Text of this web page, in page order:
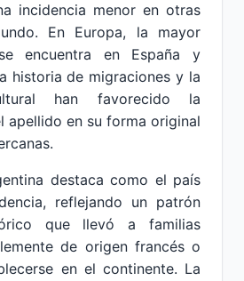
incidencia menor en otras
En Europa, la mayor
encuentra en España y
historia de migraciones y la
han favorecido la
apellido en su forma original
destaca como el país
reflejando un patrón
que llevó a familias
de origen francés o
en el continente. La